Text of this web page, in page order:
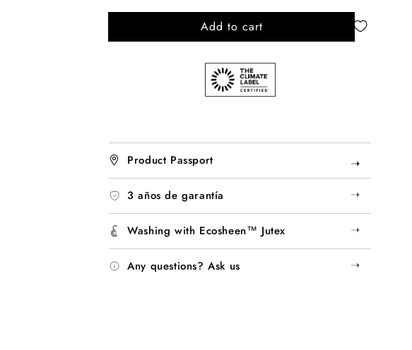
Add to cart
Product Passport ➝
3 años de garantía ➝
Washing with Ecosheen™ Jutex ➝
Any questions? Ask us ➝